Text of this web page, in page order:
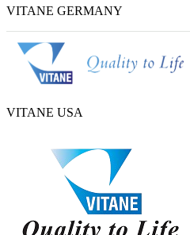
VITANE GERMANY
VITANE USA